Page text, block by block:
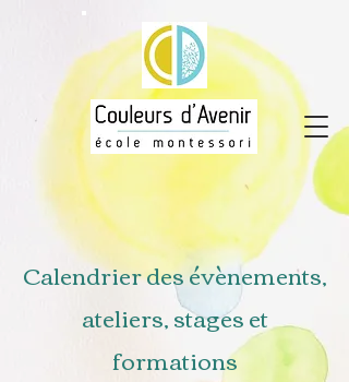
Calendrier des évènements,
ateliers, stages et
formations